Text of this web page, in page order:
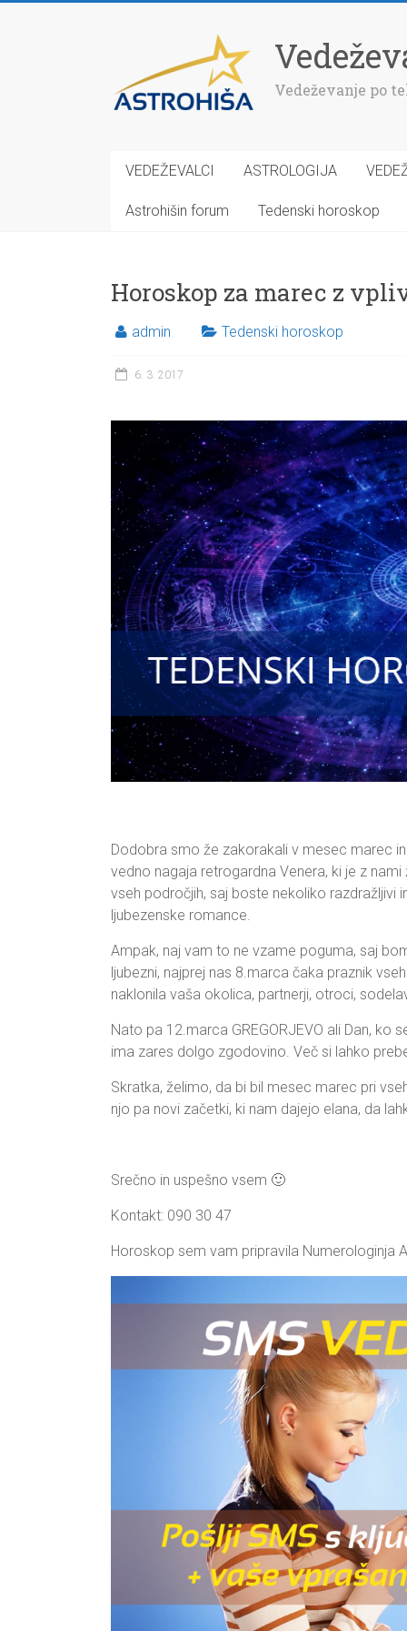
Vedeževanje po
VEDEŽEVALCI ASTROLOGIJA
Astrohišin forum Tedenski horoskop
Horoskop za marec z
admin Tedenski horoskop
6. 3. 2017
Dodobra smo že zakorakali v mesec marec
vedno nagaja retrogardna Venera, ki je z
vseh področjih, saj boste nekoliko razdražljivi
ljubezenske romance.
Ampak, naj vam to ne vzame poguma, saj
ljubezni, najprej nas 8.marca čaka praznik
naklonila vaša okolica, partnerji, otroci,
Nato pa 12.marca GREGORJEVO ali Dan, ko
ima zares dolgo zgodovino. Več si lahko
Skratka, želimo, da bi bil mesec marec pri
njo pa novi začetki, ki nam dajejo elana, da
Srečno in uspešno vsem 🙂
Kontakt: 090 30 47
Horoskop sem vam pripravila Numerologinja